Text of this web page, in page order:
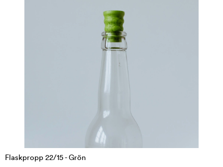
Flaskpropp 22/15 - Grön